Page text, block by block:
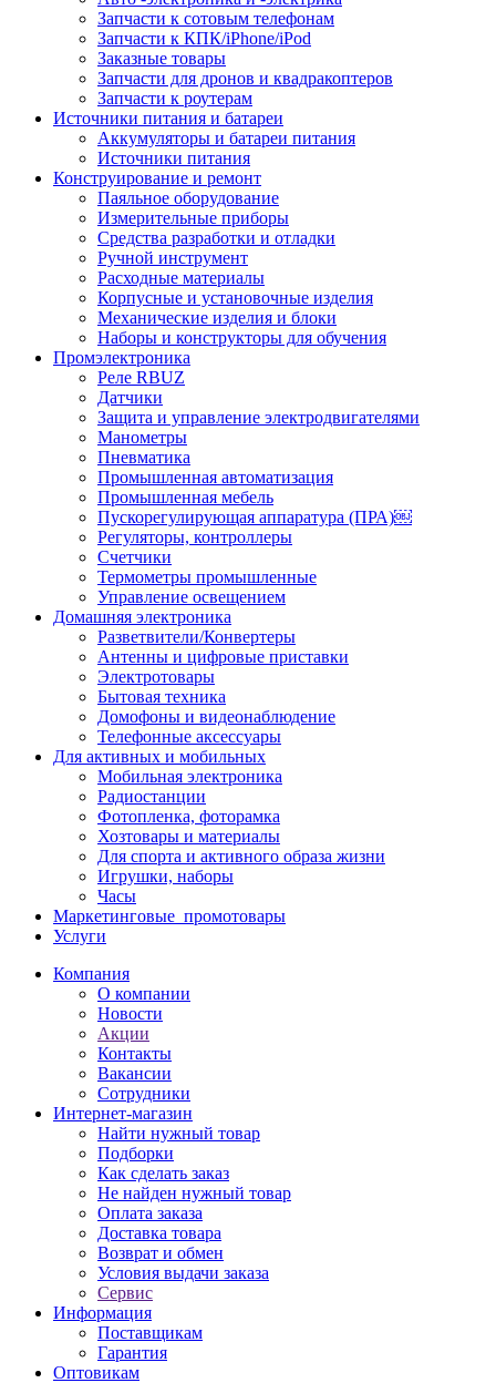
Запчасти к сотовым телефонам
Запчасти к КПК/iPhone/iPod
Заказные товары
Запчасти для дронов и квадракоптеров
Запчасти к роутерам
Источники питания и батареи
Аккумуляторы и батареи питания
Источники питания
Конструирование и ремонт
Паяльное оборудование
Измерительные приборы
Средства разработки и отладки
Ручной инструмент
Расходные материалы
Корпусные и установочные изделия
Механические изделия и блоки
Наборы и конструкторы для обучения
Промэлектроника
Реле RBUZ
Датчики
Защита и управление электродвигателями
Манометры
Пневматика
Промышленная автоматизация
Промышленная мебель
Пускорегулирующая аппаратура (ПРА)￼
Регуляторы, контроллеры
Счетчики
Термометры промышленные
Управление освещением
Домашняя электроника
Разветвители/Конвертеры
Антенны и цифровые приставки
Электротовары
Бытовая техника
Домофоны и видеонаблюдение
Телефонные аксессуары
Для активных и мобильных
Мобильная электроника
Радиостанции
Фотопленка, фоторамка
Хозтовары и материалы
Для спорта и активного образа жизни
Игрушки, наборы
Часы
Маркетинговые_промотовары
Услуги
Компания
О компании
Новости
Акции
Контакты
Вакансии
Сотрудники
Интернет-магазин
Найти нужный товар
Подборки
Как сделать заказ
Не найден нужный товар
Оплата заказа
Доставка товара
Возврат и обмен
Условия выдачи заказа
Сервис
Информация
Поставщикам
Гарантия
Оптовикам